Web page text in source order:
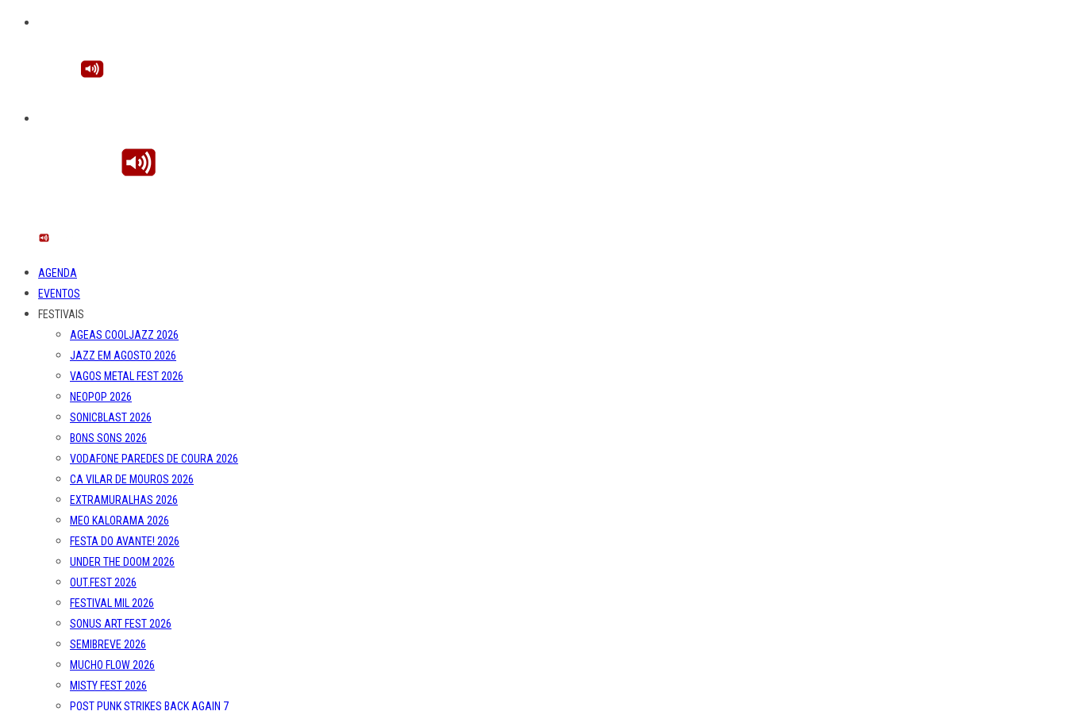
AGENDA
EVENTOS
FESTIVAIS
AGEAS COOLJAZZ 2026
JAZZ EM AGOSTO 2026
VAGOS METAL FEST 2026
NEOPOP 2026
SONICBLAST 2026
BONS SONS 2026
VODAFONE PAREDES DE COURA 2026
CA VILAR DE MOUROS 2026
EXTRAMURALHAS 2026
MEO KALORAMA 2026
FESTA DO AVANTE! 2026
UNDER THE DOOM 2026
OUT.FEST 2026
FESTIVAL MIL 2026
SONUS ART FEST 2026
SEMIBREVE 2026
MUCHO FLOW 2026
MISTY FEST 2026
POST PUNK STRIKES BACK AGAIN 7